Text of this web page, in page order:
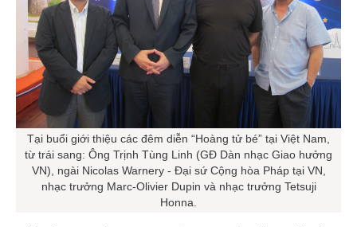
Tại buổi giới thiệu các đêm diễn “Hoàng tử bé” tại Việt Nam,
từ trái sang: Ông Trịnh Tùng Linh (GĐ Dàn nhạc Giao hưởng
VN), ngài Nicolas Warnery - Đại sứ Cộng hòa Pháp tại VN,
nhạc trưởng Marc-Olivier Dupin và nhạc trưởng Tetsuji
Honna.